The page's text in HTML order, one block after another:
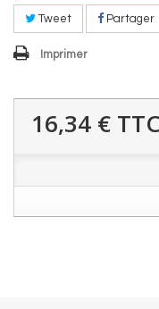
Tweet Partager
Imprimer
16,34 € TTC